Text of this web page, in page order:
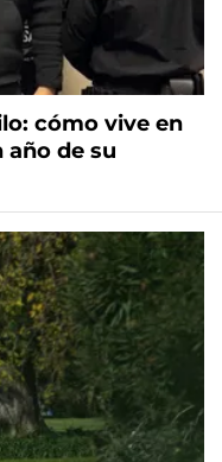
cómo vive en
año de su